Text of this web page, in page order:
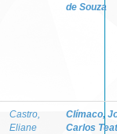
de Souza
Castro,
Eliane
Clímaco,
Carlos